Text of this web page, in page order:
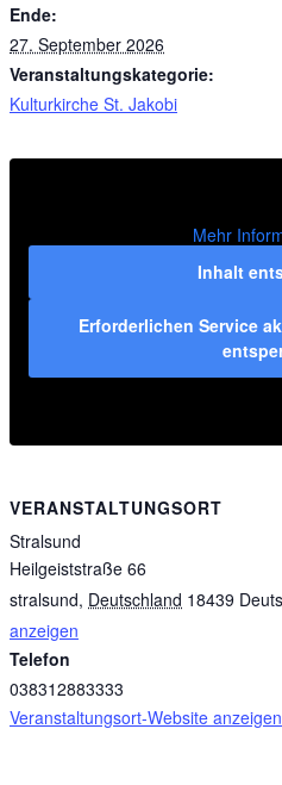
Ende:
27. September 2026
Veranstaltungskategorie:
Kulturkirche St. Jakobi
VERANSTALTUNGSORT
Stralsund
Heilgeiststraße 66
stralsund, Deutschland 18439
anzeigen
Telefon
038312883333
Veranstaltungsort-Website anzeigen
Mehr
Inhalt
Erforderlichen Service